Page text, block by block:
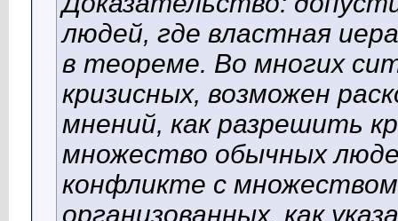
людей, где властная
в теореме. Во многих
кризисных, возможен
мнений, как разрешить
множество обычных
конфликте с
организованных, как